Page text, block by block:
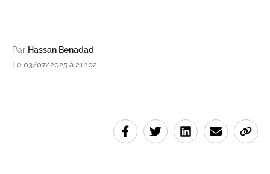
Par Hassan Benadad
Le 03/07/2025 à 21h02